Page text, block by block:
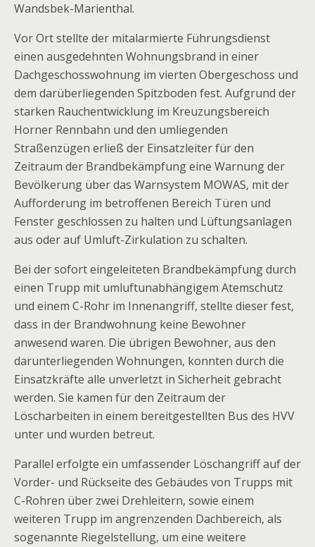
Wandsbek-Marienthal.
Vor Ort stellte der mitalarmierte Führungsdienst
einen ausgedehnten Wohnungsbrand in einer
Dachgeschosswohnung im vierten Obergeschoss und
dem darüberliegenden Spitzboden fest. Aufgrund der
starken Rauchentwicklung im Kreuzungsbereich
Horner Rennbahn und den umliegenden
Straßenzügen erließ der Einsatzleiter für den
Zeitraum der Brandbekämpfung eine Warnung der
Bevölkerung über das Warnsystem MOWAS, mit der
Aufforderung im betroffenen Bereich Türen und
Fenster geschlossen zu halten und Lüftungsanlagen
aus oder auf Umluft-Zirkulation zu schalten.
Bei der sofort eingeleiteten Brandbekämpfung durch
einen Trupp mit umluftunabhängigem Atemschutz
und einem C-Rohr im Innenangriff, stellte dieser fest,
dass in der Brandwohnung keine Bewohner
anwesend waren. Die übrigen Bewohner, aus den
darunterliegenden Wohnungen, konnten durch die
Einsatzkräfte alle unverletzt in Sicherheit gebracht
werden. Sie kamen für den Zeitraum der
Löscharbeiten in einem bereitgestellten Bus des HVV
unter und wurden betreut.
Parallel erfolgte ein umfassender Löschangriff auf der
Vorder- und Rückseite des Gebäudes von Trupps mit
C-Rohren über zwei Drehleitern, sowie einem
weiteren Trupp im angrenzenden Dachbereich, als
sogenannte Riegelstellung, um eine weitere